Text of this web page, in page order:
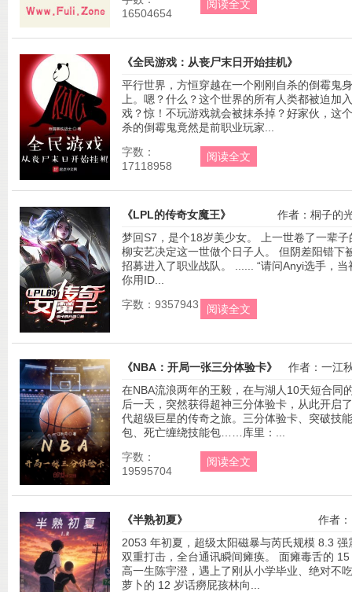
16504654
阅读全文
《全民游戏：从丧尸末日开始挂机》
作者：帝国黑铁
平行世界，方恒穿越在一个刚刚自杀的倒霉鬼身
上。嗯？什么？这个世界的所有人类都被迫加
戏？惊！不玩游戏就会被抹杀掉？好家伙，这
杀的倒霉鬼竟然是前职业玩家...
字数：
17118958
阅读全文
《LPL的传奇女魔王》
作者：桐子的
梦回S7，是个18岁美少女。 上一世卷了一辈子
柳安艺决定这一世做个日子人。 但阴差阳错下
招募进入了职业战队。 ...... “请问Anyi选手，当
你用ID...
字数：9357943
阅读全文
《NBA：开局一张三分体验卡》
作者：一江
在NBA流浪两年的王毅，在与湖人10天短合同
后一天，突然获得超神三分体验卡，从此开启
代超级巨星的传奇之旅。三分体验卡、突破技能
包、死亡缠绕技能包……库里：...
字数：
19595704
阅读全文
《半熟初夏》
作者
2053 年初夏，超级太阳磁暴与芮氏规模 8.3 强
双重打击，全台通讯瞬间瘫痪。 面瘫毒舌的 15
高一生陈宇澄，遇上了刚从小学毕业、绝对不
萝卜的 12 岁话癆屁孩林向...